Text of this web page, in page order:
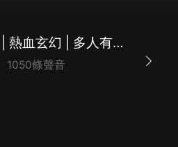
武道神尊 | 熱血玄幻 | 多人有聲劇
1050條聲音